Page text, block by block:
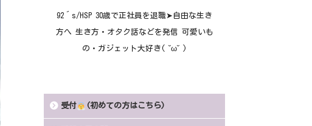
92´s/HSP 30歳で正社員を退職➤自由な生き
方へ 生き方・オタク話などを発信 可愛いも
の・ガジェット大好き( ˘ω˘ )
受付 (初めての方はこちら)